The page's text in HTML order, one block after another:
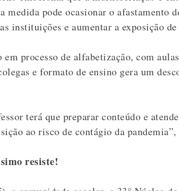
medida pode ocasionar o afastamento
instituições e aumentar a exposição
em processo de alfabetização, com
e formato de ensino gera um
terá que preparar conteúdo e
ao risco de contágio da
resiste!